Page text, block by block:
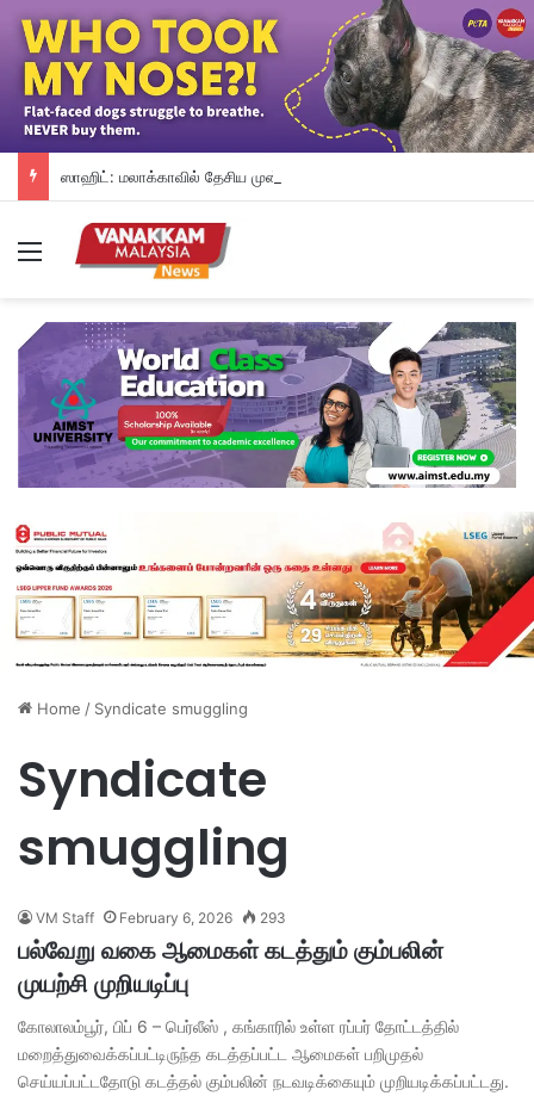
Menu
Home / Syndicate smuggling
Syndicate
smuggling
VM Staff February 6, 2026 293
பல்வேறு வகை ஆமைகள் கடத்தும் கும்பலின்
முயற்சி முறியடிப்பு
கோலாலம்பூர், பிப் 6 – பெர்லீஸ் , கங்காரில் உள்ள ரப்பர் தோட்டத்தில்
மறைத்துவைக்கப்பட்டிருந்த கடத்தப்பட்ட ஆமைகள் பறிமுதல்
செய்யப்பட்டதோடு கடத்தல் கும்பலின் நடவடிக்கையும் முறியடிக்கப்பட்டது.